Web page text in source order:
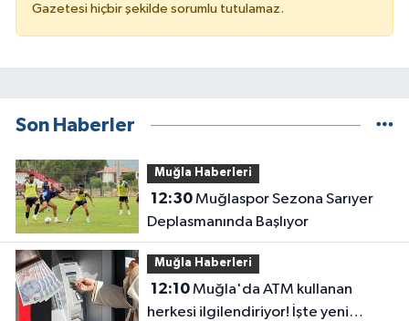
Gazetesi hiçbir şekilde sorumlu tutulamaz.
Son Haberler
Muğla Haberleri
12:30Muğlaspor Sezona Sarıyer
Deplasmanında Başlıyor
Muğla Haberleri
12:10Muğla'da ATM kullanan
herkesi ilgilendiriyor! İşte yeni